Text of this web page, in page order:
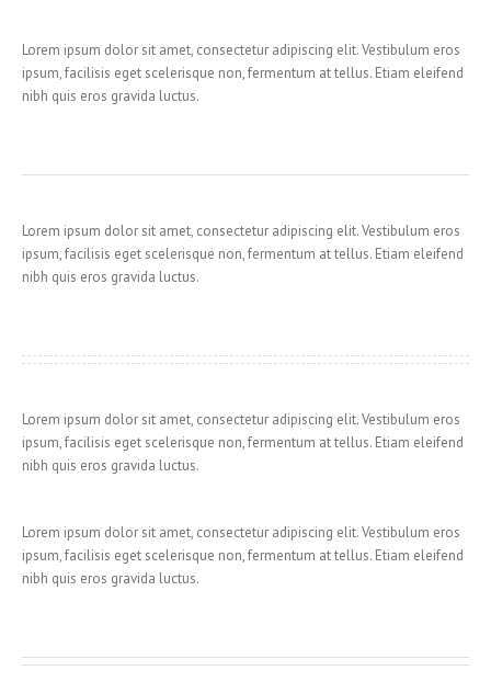
Lorem ipsum dolor sit amet, consectetur adipiscing elit. Vestibulum eros
ipsum, facilisis eget scelerisque non, fermentum at tellus. Etiam eleifend
nibh quis eros gravida luctus.
Lorem ipsum dolor sit amet, consectetur adipiscing elit. Vestibulum eros
ipsum, facilisis eget scelerisque non, fermentum at tellus. Etiam eleifend
nibh quis eros gravida luctus.
Lorem ipsum dolor sit amet, consectetur adipiscing elit. Vestibulum eros
ipsum, facilisis eget scelerisque non, fermentum at tellus. Etiam eleifend
nibh quis eros gravida luctus.
Lorem ipsum dolor sit amet, consectetur adipiscing elit. Vestibulum eros
ipsum, facilisis eget scelerisque non, fermentum at tellus. Etiam eleifend
nibh quis eros gravida luctus.